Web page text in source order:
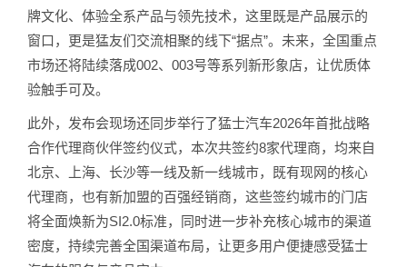
牌文化、体验全系产品与领先技术，这里既是产品展示的
窗口，更是猛友们交流相聚的线下“据点”。未来，全国重点
市场还将陆续落成002、003号等系列新形象店，让优质体
验触手可及。
此外，发布会现场还同步举行了猛士汽车2026年首批战略
合作代理商伙伴签约仪式，本次共签约8家代理商，均来自
北京、上海、长沙等一线及新一线城市，既有现网的核心
代理商，也有新加盟的百强经销商，这些签约城市的门店
将全面焕新为SI2.0标准，同时进一步补充核心城市的渠道
密度，持续完善全国渠道布局，让更多用户便捷感受猛士